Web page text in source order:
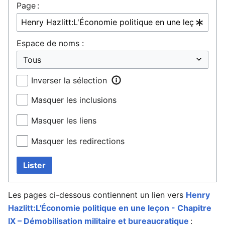
Page :
Espace de noms :
Inverser la sélection
Masquer les inclusions
Masquer les liens
Masquer les redirections
Lister
Les pages ci-dessous contiennent un lien vers Henry
Hazlitt:L'Économie politique en une leçon - Chapitre
IX – Démobilisation militaire et bureaucratique :